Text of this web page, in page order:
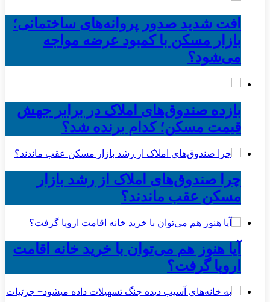
افت شدید صدور پروانه‌های ساختمانی؛
بازار مسکن با کمبود عرضه مواجه
می‌شود؟
بازده صندوق‌های املاک در برابر جهش
قیمت مسکن؛ کدام برنده شد؟
چرا صندوق‌های املاک از رشد بازار
مسکن عقب ماندند؟
آیا هنوز هم می‌توان با خرید خانه اقامت
اروپا گرفت؟